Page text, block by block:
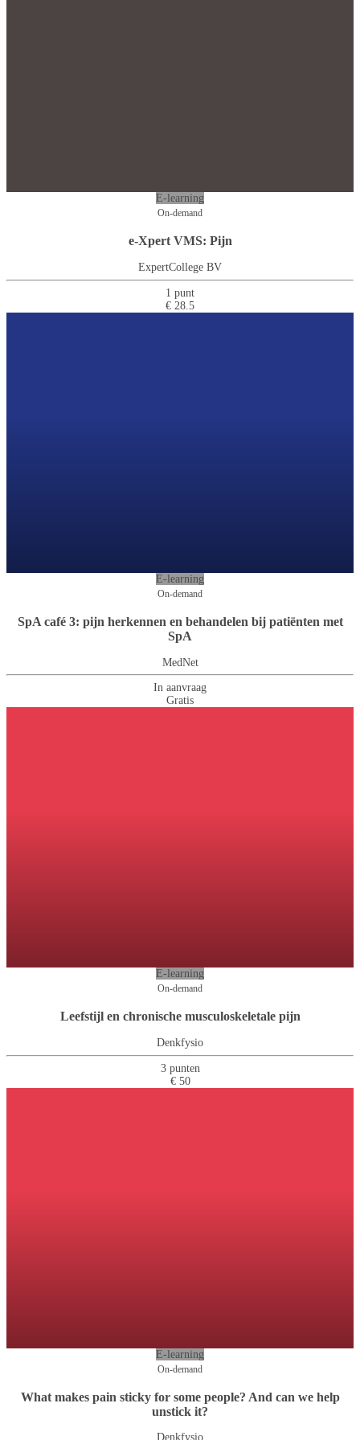
E-learning
On-demand
e-Xpert VMS: Pijn
ExpertCollege BV
1 punt
€ 28.5
E-learning
On-demand
SpA café 3: pijn herkennen en behandelen bij patiënten met
SpA
MedNet
In aanvraag
Gratis
E-learning
On-demand
Leefstijl en chronische musculoskeletale pijn
Denkfysio
3 punten
€ 50
E-learning
On-demand
What makes pain sticky for some people? And can we help
unstick it?
Denkfysio